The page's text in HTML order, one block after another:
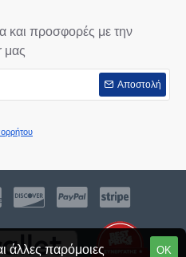
και προσφορές με την
μας
Αποστολή
ΟΚ
άλλες παρόμοιες